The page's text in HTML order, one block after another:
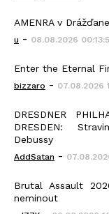
AMENRA v
u - 08.08.2026
Enter the Eternal
bizzaro - 07.08.2026
DRESDNER
DRESDEN:
Debussy
AddSatan -
Brutal Assault
neminout